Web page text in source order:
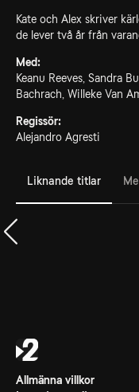
Kate och Alex skriver
de lever två år från
Med:
Keanu Reeves, Sandra
Bachrach, Willeke Van
Regissör:
Alejandro Agresti
Liknande titlar
Allmänna villkor